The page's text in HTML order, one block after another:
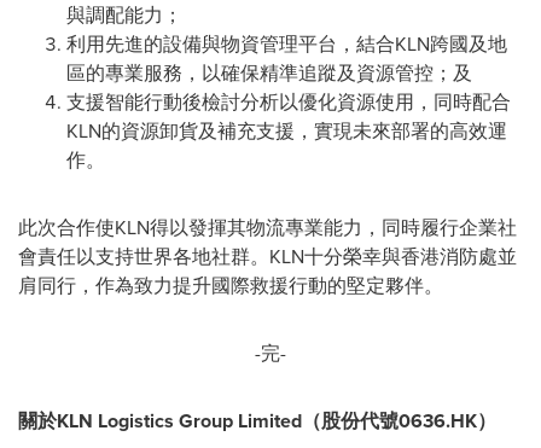
與調配能力；
利用先進的設備與物資管理平台，結合KLN跨國及地
區的專業服務，以確保精準追蹤及資源管控；及
支援智能行動後檢討分析以優化資源使用，同時配合
KLN的資源卸貨及補充支援，實現未來部署的高效運
作。
此次合作使KLN得以發揮其物流專業能力，同時履行企業社
會責任以支持世界各地社群。KLN十分榮幸與香港消防處並
肩同行，作為致力提升國際救援行動的堅定夥伴。
-完-
關於KLN Logistics Group Limited （股份代號0636.HK）